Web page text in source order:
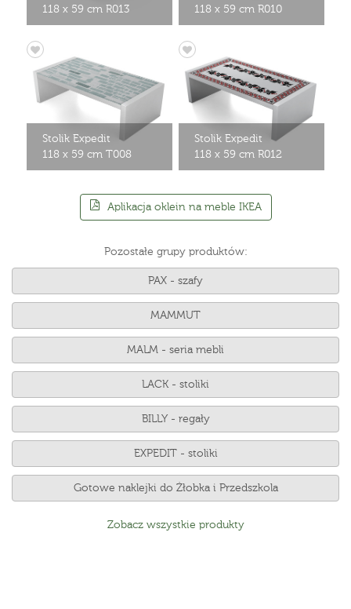
118 x 59 cm R013
118 x 59 cm R010
Stolik Expedit
118 x 59 cm T008
Stolik Expedit
118 x 59 cm R012
Aplikacja oklein na meble IKEA
Pozostałe grupy produktów:
PAX - szafy
MAMMUT
MALM - seria mebli
LACK - stoliki
BILLY - regały
EXPEDIT - stoliki
Gotowe naklejki do Żłobka i Przedszkola
Zobacz wszystkie produkty